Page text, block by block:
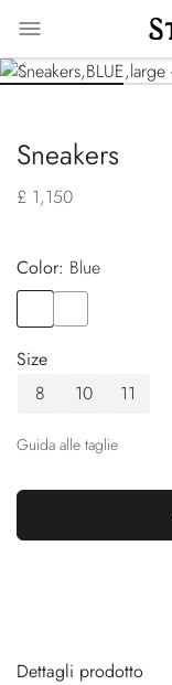
Sneakers
£ 1,150
Color:
blue
Size
8
10 11
Guida alle taglie
Dettagli prodotto